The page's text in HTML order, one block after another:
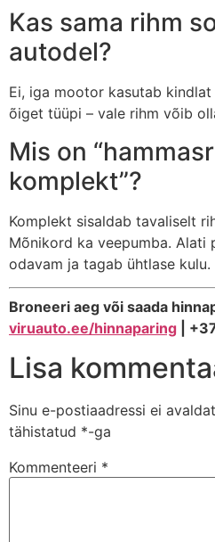
Kas sama rihm
autodel?
Ei, iga mootor kasutab
õiget tüüpi – vale rihm võib
Mis on
komplekt”?
Komplekt sisaldab tavaliselt
Mõnikord ka veepumba. Alati
odavam ja tagab ühtlase kulu.
Broneeri aeg või saada
viruauto.ee/hinnaparing |
Lisa
Sinu e-postiaadressi ei
tähistatud *-ga
Kommenteeri *